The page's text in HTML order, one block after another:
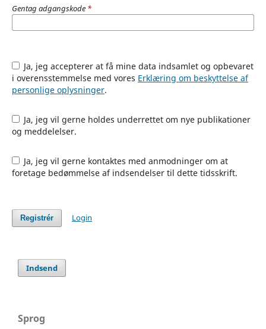
Gentag adgangskode *
i overensstemmelse med vores Erklæring om beskyttelse af
personlige oplysninger.
og meddelelser.
foretage bedømmelse af indsendelser til dette tidsskrift.
Registrér Login
Indsend
Sprog